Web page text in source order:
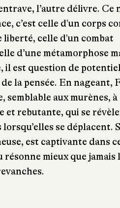
l’autre délivre. Ce
c’est celle d'un corps
liberté, celle d'un combat
d’une métamorphose
il est question de
la pensée. En nageant,
semblable aux murènes, à
et rebutante, qui se
se déplacent.
est captivante dans
mieux que jamais